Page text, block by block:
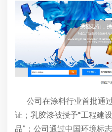
公司在涂料行业首批通
证；乳胶漆被授予“工程建
品”；公司通过中国环境标